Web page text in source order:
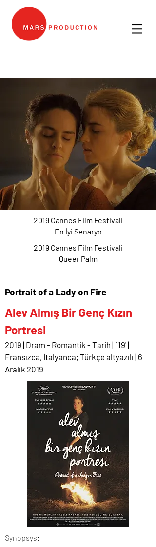
2019 Cannes Film Festivali
En İyi Senaryo
2019 Cannes Film Festivali
Queer Palm
Portrait of a Lady on Fire
Alev Almış Bir Genç Kızın
Portresi
2019 | Dram - Romantik - Tarih | 119' |
Fransızca, İtalyanca; Türkçe altyazılı | 6
Aralık 2019
Synopsys: